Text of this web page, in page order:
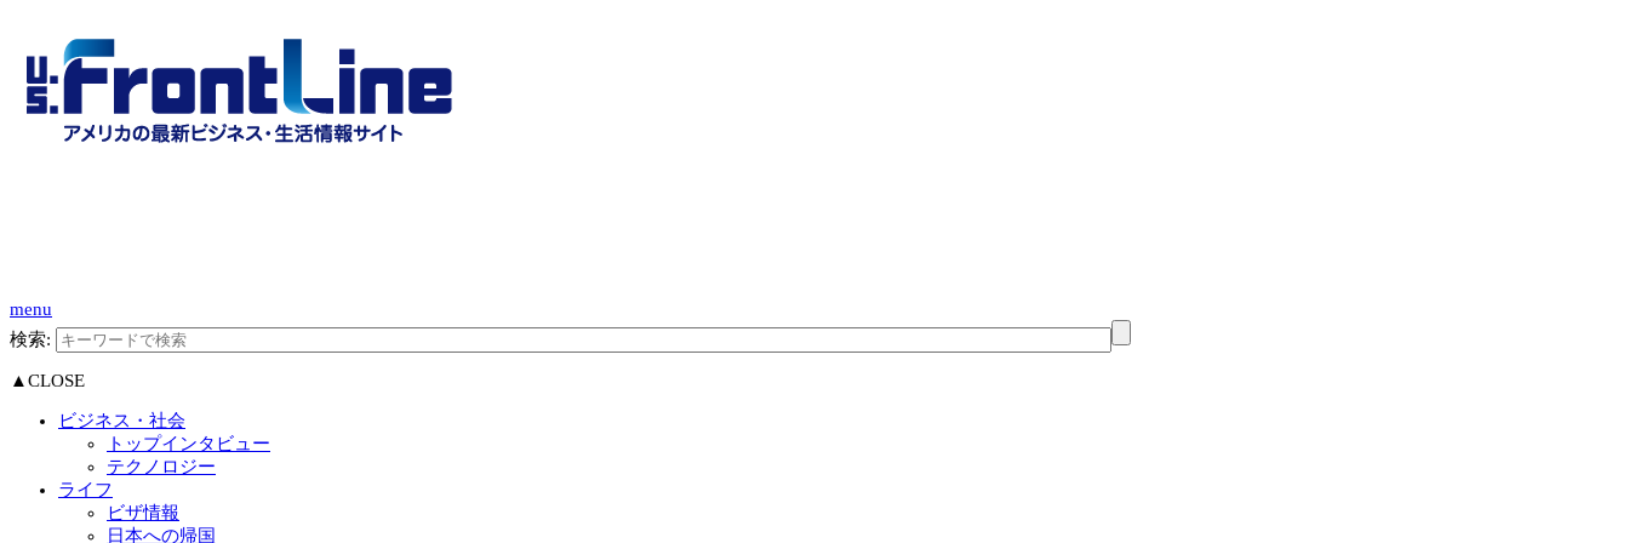
menu
検索:
▲CLOSE
ビジネス・社会
トップインタビュー
テクノロジー
ライフ
ビザ情報
日本への帰国